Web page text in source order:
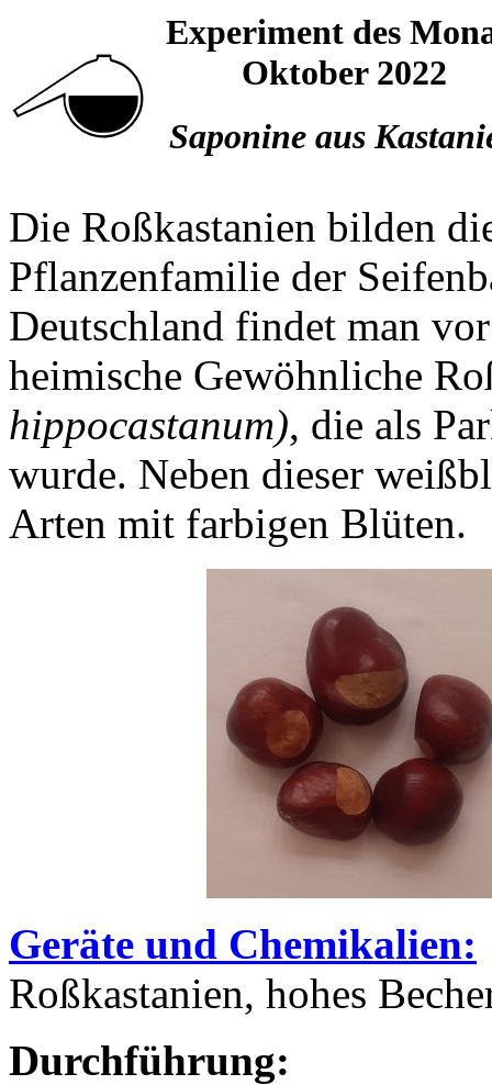
Experiment des
Oktober 2022
Saponine aus
Die Roßkastanien bilden
Pflanzenfamilie der
Deutschland findet man
heimische Gewöhnliche
hippocastanum), die als
wurde. Neben dieser
Arten mit farbigen Blüten.
Geräte und Chemikalien:
Roßkastanien, hohes
Durchführung: